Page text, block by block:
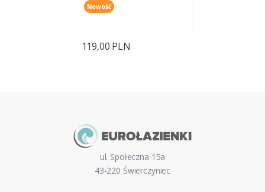
Nowość
119,00 PLN
ul. Społeczna 15a
43-220 Świerczyniec